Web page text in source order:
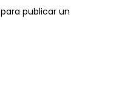
para publicar un